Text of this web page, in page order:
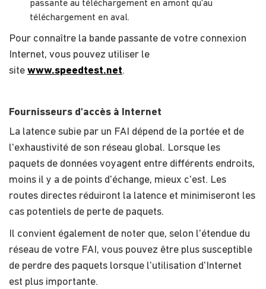
passante au téléchargement en amont qu'au
téléchargement en aval.
Pour connaître la bande passante de votre connexion
Internet, vous pouvez utiliser le
site www.speedtest.net.
Fournisseurs d'accès à Internet
La latence subie par un FAI dépend de la portée et de
l'exhaustivité de son réseau global. Lorsque les
paquets de données voyagent entre différents endroits,
moins il y a de points d'échange, mieux c'est. Les
routes directes réduiront la latence et minimiseront les
cas potentiels de perte de paquets.
Il convient également de noter que, selon l'étendue du
réseau de votre FAI, vous pouvez être plus susceptible
de perdre des paquets lorsque l'utilisation d'Internet
est plus importante.